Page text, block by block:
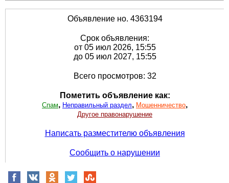
Объявление но. 4363194
Срок объявления:
от 05 июл 2026, 15:55
до 05 июл 2027, 15:55
Всего просмотров: 32
Пометить объявление как:
Спам, Неправильный раздел, Мошенничество,
Другое правонарушение
Написать разместителю объявления
Сообщить о нарушении